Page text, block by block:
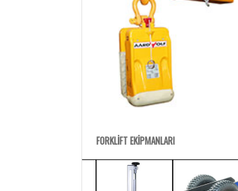
FORKLIFT EKIPMANLARI